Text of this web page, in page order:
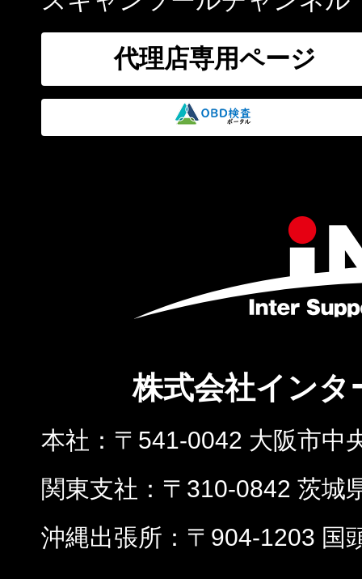
代理店専用ページ
株式会社インタ
本社
〒541-0042 大阪市中
関東支社
〒310-0842 茨城
沖縄出張所
〒904-1203 国